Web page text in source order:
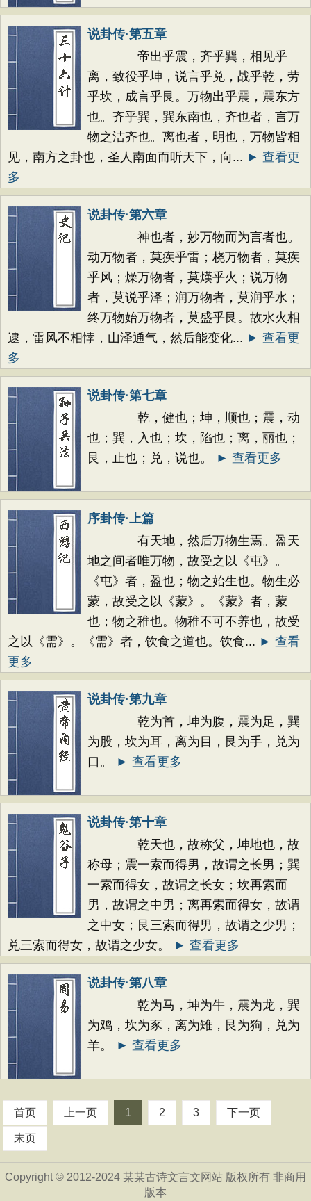
说卦传·第五章
帝出乎震，齐乎巽，相见乎
离，致役乎坤，说言乎兑，战乎乾，劳
乎坎，成言乎艮。万物出乎震，震东方
也。齐乎巽，巽东南也，齐也者，言万
物之洁齐也。离也者，明也，万物皆相
见，南方之卦也，圣人南面而听天下，向... ► 查看更
多
说卦传·第六章
神也者，妙万物而为言者也。
动万物者，莫疾乎雷；桡万物者，莫疾
乎风；燥万物者，莫熯乎火；说万物
者，莫说乎泽；润万物者，莫润乎水；
终万物始万物者，莫盛乎艮。故水火相
逮，雷风不相悖，山泽通气，然后能变化... ► 查看更
多
说卦传·第七章
乾，健也；坤，顺也；震，动
也；巽，入也；坎，陷也；离，丽也；
艮，止也；兑，说也。
► 查看更多
序卦传·上篇
有天地，然后万物生焉。盈天
地之间者唯万物，故受之以《屯》。
《屯》者，盈也；物之始生也。物生必
蒙，故受之以《蒙》。《蒙》者，蒙
也；物之稚也。物稚不可不养也，故受
之以《需》。《需》者，饮食之道也。饮食... ► 查看
更多
说卦传·第九章
乾为首，坤为腹，震为足，巽
为股，坎为耳，离为目，艮为手，兑为
口。
► 查看更多
说卦传·第十章
乾天也，故称父，坤地也，故
称母；震一索而得男，故谓之长男；巽
一索而得女，故谓之长女；坎再索而
男，故谓之中男；离再索而得女，故谓
之中女；艮三索而得男，故谓之少男；
兑三索而得女，故谓之少女。
► 查看更多
说卦传·第八章
乾为马，坤为牛，震为龙，巽
为鸡，坎为豕，离为雉，艮为狗，兑为
羊。
► 查看更多
首页 上一页 1 2 3 下一页
末页
Copyright © 2012-2024 某某古诗文言文网站 版权所有 非商用
版本